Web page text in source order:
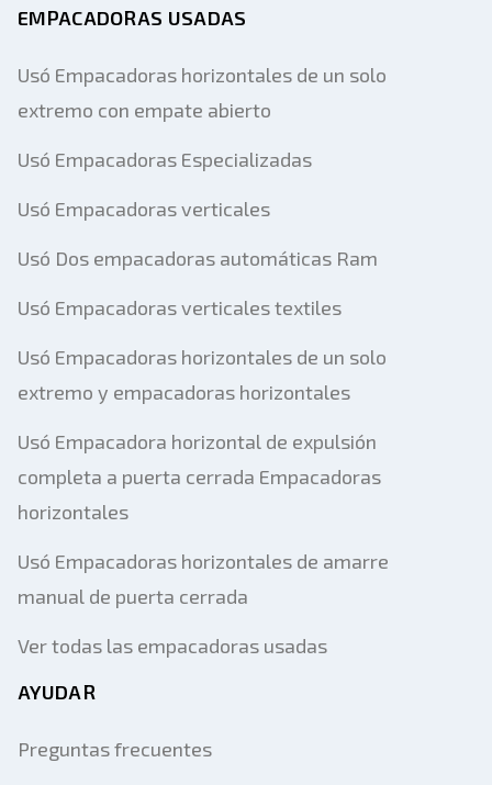
EMPACADORAS USADAS
Usó Empacadoras horizontales de un solo
extremo con empate abierto
Usó Empacadoras Especializadas
Usó Empacadoras verticales
Usó Dos empacadoras automáticas Ram
Usó Empacadoras verticales textiles
Usó Empacadoras horizontales de un solo
extremo y empacadoras horizontales
Usó Empacadora horizontal de expulsión
completa a puerta cerrada Empacadoras
horizontales
Usó Empacadoras horizontales de amarre
manual de puerta cerrada
Ver todas las empacadoras usadas
AYUDAR
Preguntas frecuentes